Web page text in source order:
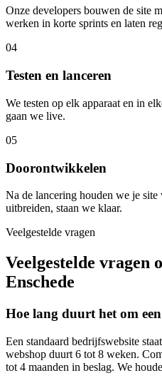
Onze developers bouwen de site
werken in korte sprints en laten
04
Testen en lanceren
We testen op elk apparaat en in
gaan we live.
05
Doorontwikkelen
Na de lancering houden we je
uitbreiden, staan we klaar.
Veelgestelde vragen
Veelgestelde vragen
Enschede
Hoe lang duurt het om
Een standaard bedrijfswebsite
webshop duurt 6 tot 8 weken.
tot 4 maanden in beslag. We